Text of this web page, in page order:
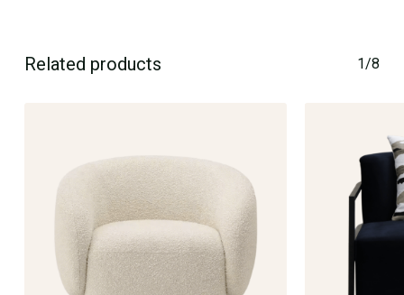
Related products 1/8